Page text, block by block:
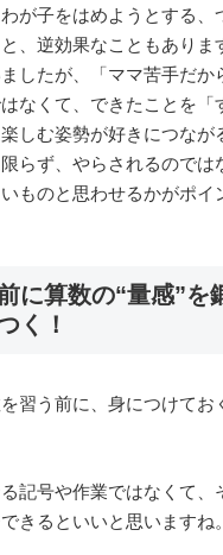
が子をはめようとする、
、逆効果なこともありま
したが、「ママ苦手だか
なくて、できたことを「
しむ姿勢が好きにつなが
らず、やらされるのでは
ものと思わせるかがポイ
に算数の“量感”を
く！
習う前に、身につけてお
記号や作業ではなくて、
きるといいと思いますね。